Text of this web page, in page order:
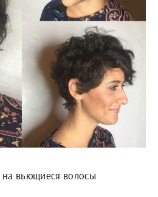
вьющиеся волосы